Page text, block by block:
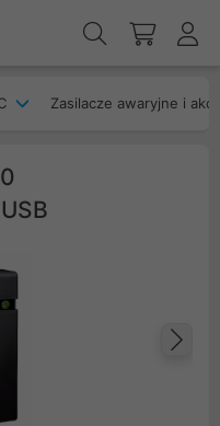
Zasilacze awaryjne i